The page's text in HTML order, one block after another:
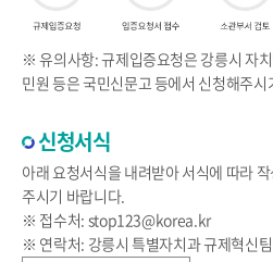
※ 유의사항: 규제입증요청은 강릉시 자
민원 등은 국민신문고 등에서 신청해주시
신청서식
아래 요청서식을 내려받아 서식에 따라
주시기 바랍니다.
※ 접수처: stop123@korea.kr
※ 연락처: 강릉시 특별자치과 규제혁신